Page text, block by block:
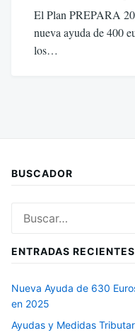
El Plan PREPARA
nueva ayuda de 400
los…
BUSCADOR
ENTRADAS RECIENTES
Nueva Ayuda de 630
en 2025
Ayudas y Medidas